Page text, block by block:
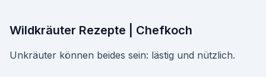
Wildkräuter Rezepte | Chefkoch
Unkräuter können beides sein: lästig und nützlich.